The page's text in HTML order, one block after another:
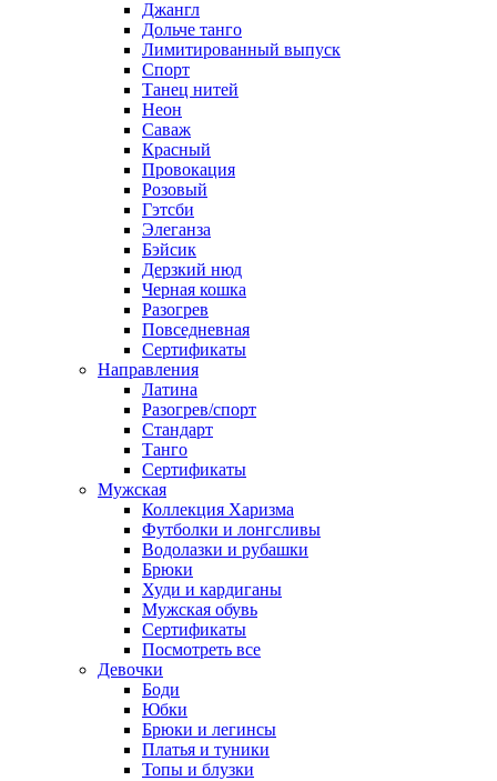
Джангл
Дольче танго
Лимитированный выпуск
Спорт
Танец нитей
Неон
Саваж
Красный
Провокация
Розовый
Гэтсби
Элеганза
Бэйсик
Дерзкий нюд
Черная кошка
Разогрев
Повседневная
Сертификаты
Направления
Латина
Разогрев/спорт
Стандарт
Танго
Сертификаты
Мужская
Коллекция Харизма
Футболки и лонгсливы
Водолазки и рубашки
Брюки
Худи и кардиганы
Мужская обувь
Сертификаты
Посмотреть все
Девочки
Боди
Юбки
Брюки и легинсы
Платья и туники
Топы и блузки